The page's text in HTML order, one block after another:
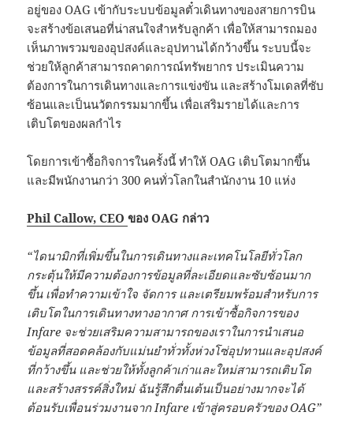
อยู่ของ OAG เข้ากับระบบข้อมูลตั๋วเดินทางของสายการบิน
จะสร้างข้อเสนอที่น่าสนใจสำหรับลูกค้า เพื่อให้สามารถมอง
เห็นภาพรวมของอุปสงค์และอุปทานได้กว้างขึ้น ระบบนี้จะ
ช่วยให้ลูกค้าสามารถคาดการณ์ทรัพยากร ประเมินความ
ต้องการในการเดินทางและการแข่งขัน และสร้างโมเดลที่ซับ
ซ้อนและเป็นนวัตกรรมมากขึ้น เพื่อเสริมรายได้และการ
เติบโตของผลกำไร
โดยการเข้าซื้อกิจการในครั้งนี้ ทำให้ OAG เติบโตมากขึ้น
และมีพนักงานกว่า 300 คนทั่วโลกในสำนักงาน 10 แห่ง
Phil Callow, CEOของ OAG กล่าว
“ไดนามิกที่เพิ่มขึ้นในการเดินทางและเทคโนโลยีทั่วโลก
กระตุ้นให้มีความต้องการข้อมูลที่ละเอียดและซับซ้อนมาก
ขึ้น เพื่อทำความเข้าใจ จัดการ และเตรียมพร้อมสำหรับการ
เติบโตในการเดินทางทางอากาศการเข้าซื้อกิจการของ
Infare จะช่วยเสริมความสามารถของเราในการนำเสนอ
ข้อมูลที่สอดคล้องกับแม่นยำทั่วทั้งห่วงโซ่อุปทานและอุปสงค์
ที่กว้างขึ้นและช่วยให้ทั้งลูกค้าเก่าและใหม่สามารถเติบโต
และสร้างสรรค์สิ่งใหม่ ฉันรู้สึกตื่นเต้นเป็นอย่างมากจะได้
ต้อนรับเพื่อนร่วมงานจากInfare เข้าสู่ครอบครัวของOAG”